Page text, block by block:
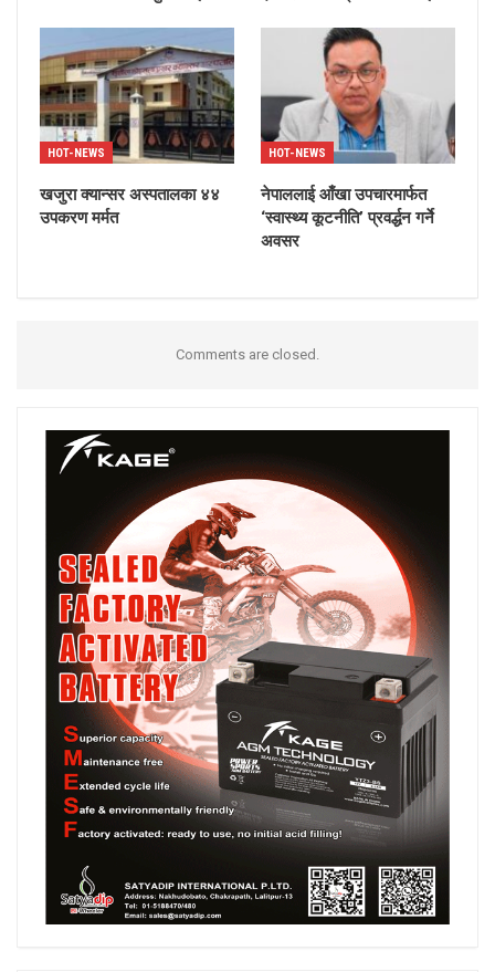
HOT-NEWS
खजुरा क्यान्सर अस्पतालका ४४
उपकरण मर्मत
HOT-NEWS
नेपाललाई आँखा उपचारमार्फत
‘स्वास्थ्य कूटनीति’ प्रवर्द्धन गर्ने
अवसर
Comments are closed.